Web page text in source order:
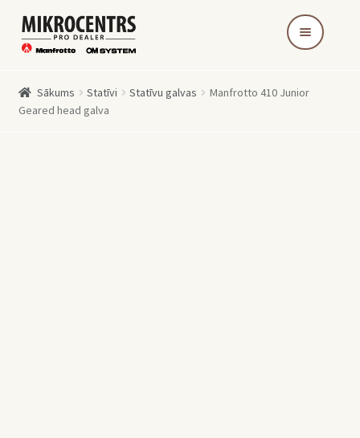
Skip
to
Skip
to
Sākums Statīvi Statīvu galvas
Manfrotto 410 Junior
Geared head galva